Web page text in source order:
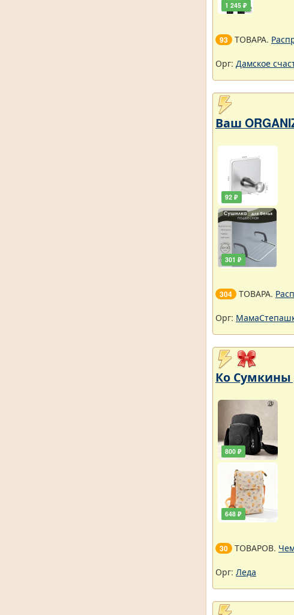
1 245 ₽
93 ТОВАРА.
Орг: Дамское
Ваш
92 ₽
301 ₽
304 ТОВАРА.
Орг:
Ко Сумкины
800 ₽
648 ₽
30 ТОВАРОВ.
Орг: Леда